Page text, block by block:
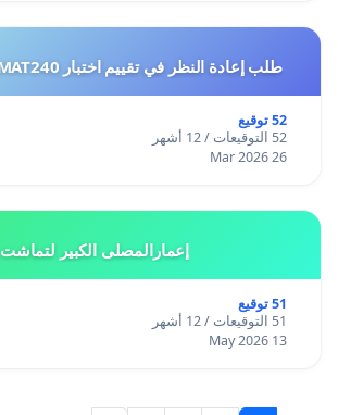
طلب إعادة النظر في تقييم اختبار MAT240 ومنح Bonus
52 توقيع
52 التوقيعات / 12 أشهر
26 Mar 2026
إعمارالمصلى الكبير لتماشت
51 توقيع
51 التوقيعات / 12 أشهر
13 May 2026